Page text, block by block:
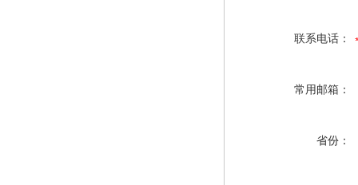
联系电话：
常用邮箱：
省份：